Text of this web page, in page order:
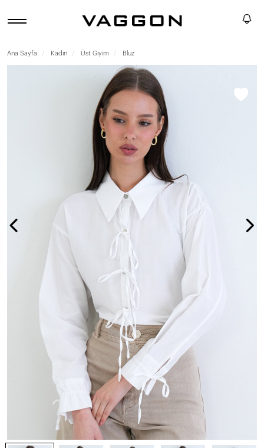
Ana Sayfa Kadın Üst Giyim Bluz